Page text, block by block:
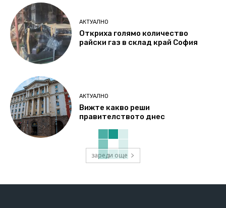
АКТУАЛНО
Откриха голямо количество
райски газ в склад край София
АКТУАЛНО
Вижте какво реши
правителството днес
зареди още